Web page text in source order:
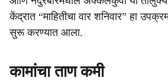
केंद्रात “माहितीचा वार शनिवार” हा
सुरू करण्यात आला.
कामांचा ताण कमी